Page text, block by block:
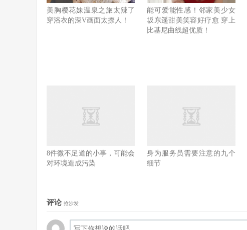
美胸樱花妹温泉之旅太辣了
穿浴衣的深V画面太撩人！
能可爱能性感！邻家美少女
坂东遥甜美笑容好疗愈 穿上
比基尼曲线超优质！
8件微不足道的小事，可能会
对环境造成污染
身为服务员需要注意的九个
细节
评论 抢沙发